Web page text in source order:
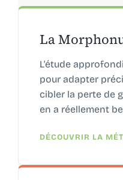
La
L'étude
pour adapter
cibler la perte de
en a réellement
DÉCOUVRIR LA